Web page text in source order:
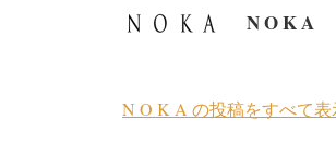
N O K A
N O K A の投稿をすべて表